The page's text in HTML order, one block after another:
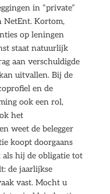
in “private”
NetEnt. Kortom,
op leningen
staat natuurlijk
aan verschuldigde
uitvallen. Bij de
en de
ook een rol,
het
weet de belegger
koopt doorgaans
hij de obligatie tot
de jaarlijkse
vast. Mocht u